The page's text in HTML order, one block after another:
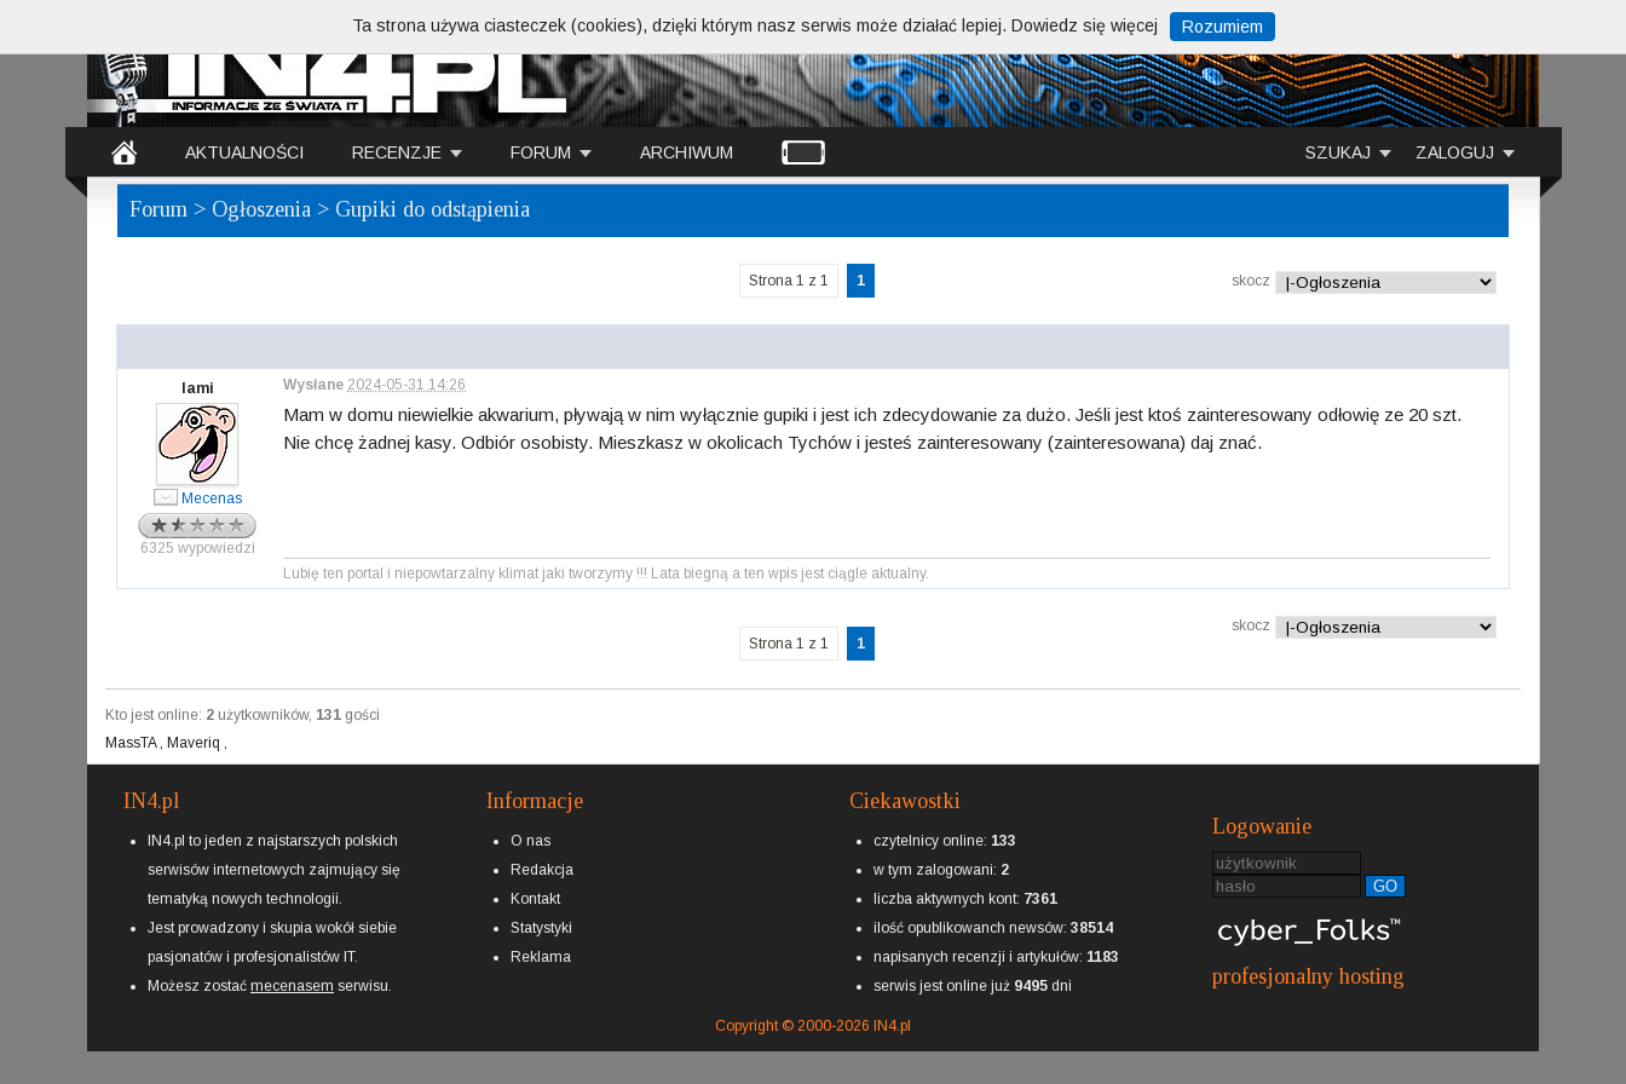
AKTUALNOŚCI RECENZJE FORUM ARCHIWUM ZALOGUJ
SZUKAJ
Forum > Ogłoszenia > Gupiki do odstąpienia
Strona 1 z 1 1 skocz
lami
Mecenas
6325 wypowiedzi
Wysłane 2024-05-31 14:26
Mam w domu niewielkie akwarium, pływają w nim wyłącznie gupiki i jest ich zdecydowanie za dużo. Jeśli jest ktoś zainteresowany odłowię ze 20 szt.
Nie chcę żadnej kasy. Odbiór osobisty. Mieszkasz w okolicach Tychów i jesteś zainteresowany (zainteresowana) daj znać.
Lubię ten portal i niepowtarzalny klimat jaki tworzymy !!! Lata biegną a ten wpis jest ciągle aktualny.
Strona 1 z 1 1
skocz
Kto jest online: 2 użytkowników, 131 gości
MassTA, Maveriq ,
IN4.pl
IN4.pl to jeden z najstarszych polskich
serwisów internetowych zajmujący się
tematyką nowych technologii.
Jest prowadzony i skupia wokół siebie
pasjonatów i profesjonalistów IT.
Możesz zostać mecenasem serwisu.
Informacje
O nas
Redakcja
Kontakt
Statystyki
Reklama
Ciekawostki
czytelnicy online: 133
w tym zalogowani: 2
liczba aktywnych kont: 7361
ilość opublikowanch newsów: 38514
napisanych recenzji i artykułów: 1183
serwis jest online już 9495 dni
Logowanie
GO
profesjonalny hosting
Copyright © 2000-2026 IN4.pl
Ta strona używa ciasteczek (cookies), dzięki którym nasz serwis może działać lepiej. Dowiedz się więcej Rozumiem